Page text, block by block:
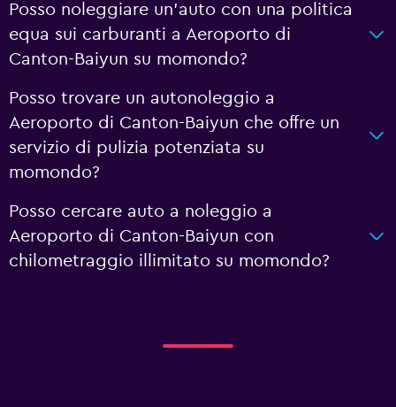
Posso noleggiare un'auto con una politica
equa sui carburanti a Aeroporto di
Canton-Baiyun su momondo?
Posso trovare un autonoleggio a
Aeroporto di Canton-Baiyun che offre un
servizio di pulizia potenziata su
momondo?
Posso cercare auto a noleggio a
Aeroporto di Canton-Baiyun con
chilometraggio illimitato su momondo?